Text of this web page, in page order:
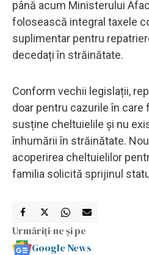
până acum Ministerului
folosească integral taxele
suplimentar pentru
decedați în străinătate.
Conform vechii legislații,
doar pentru cazurile în care
susține cheltuielile și nu
înhumării în străinătate.
acoperirea cheltuielilor
familia solicită sprijinul
Urmăriți-ne și pe
Google News